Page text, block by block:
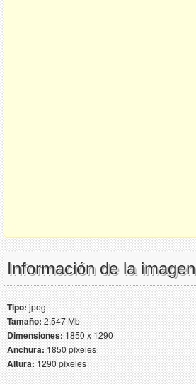
Información de la imagen
Tipo:jpeg
Tamaño:2.547 Mb
Dimensiones:1850 x 1290
Anchura:1850 píxeles
Altura:1290 píxeles